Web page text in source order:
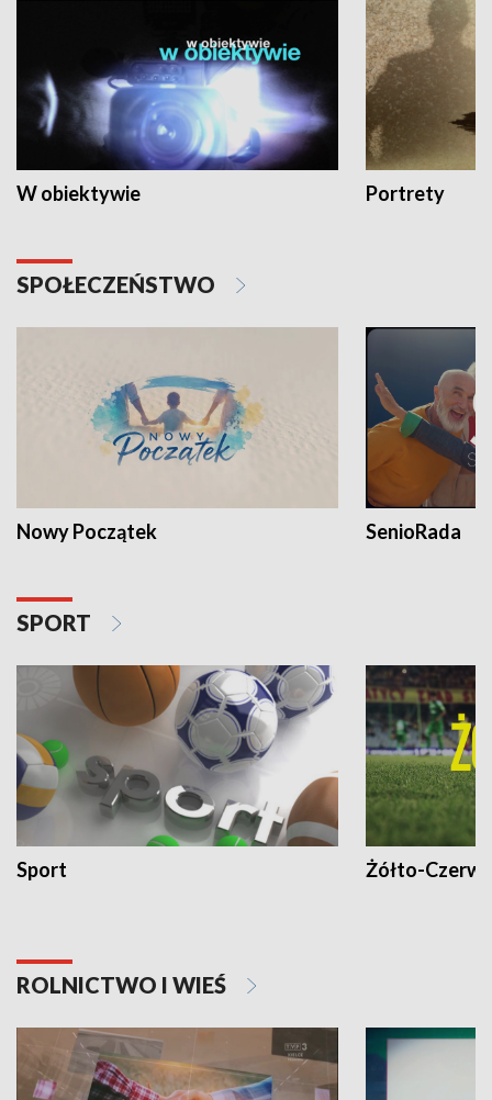
W obiektywie Portrety
SPOŁECZEŃSTWO
Nowy Początek SenioRada
SPORT
Sport Żółto-
ROLNICTWO I WIEŚ